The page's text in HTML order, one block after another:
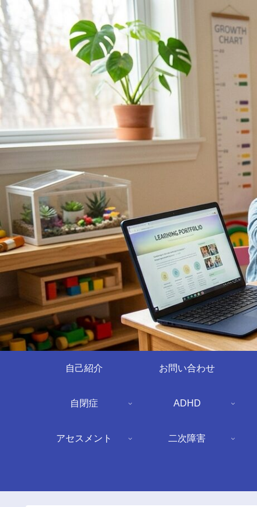
自己紹介 お問い合わせ
自閉症 ADHD
アセスメント 二次障害